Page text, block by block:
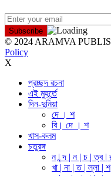
© 2024 ARAMVA
Policy
X
প্রচ্ছদ রচনা
এই মুহূর্তে
দিন-দুনিয়া
দে । শ
বি। দে । শ
খাস-কলম
চতুরঙ্গ
ন | ন্দ | ন | চ | ত্ব |
খা | না | ত | ল্লা | শ